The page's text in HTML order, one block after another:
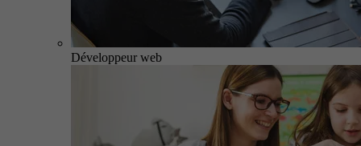
Développeur web